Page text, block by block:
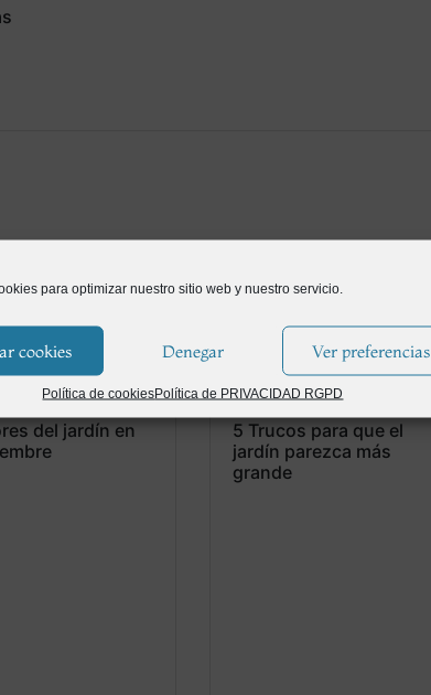
para optimizar nuestro sitio web y nuestro servicio.
cookies Denegar Ver preferencias
Política de cookiesPolítica de PRIVACIDAD RGPD
del jardín en
5 Trucos para que el
jardín parezca más
grande